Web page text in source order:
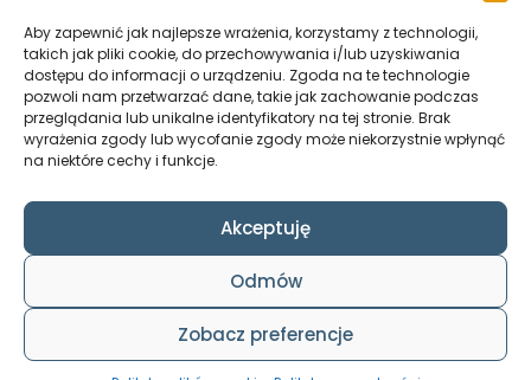
Aby zapewnić jak najlepsze wrażenia, korzystamy z technologii,
takich jak pliki cookie, do przechowywania i/lub uzyskiwania
dostępu do informacji o urządzeniu. Zgoda na te technologie
pozwoli nam przetwarzać dane, takie jak zachowanie podczas
przeglądania lub unikalne identyfikatory na tej stronie. Brak
wyrażenia zgody lub wycofanie zgody może niekorzystnie wpłynąć
na niektóre cechy i funkcje.
Akceptuję
Odmów
Zobacz preferencje
METODY PŁATNOŚCI
COPYRIGHT © 2024 by ADWENTO ŁUKASZ
WIECZOREK / ALL RIGHTS RESERVED
DESIGN & CODE BY
FOXSTUDIO